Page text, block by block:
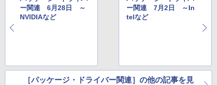
ー関連 6月28日 ～
NVIDIAなど
ー関連 7月2日 ～In
telなど
［パッケージ・ドライバー関連］の他の記事を見